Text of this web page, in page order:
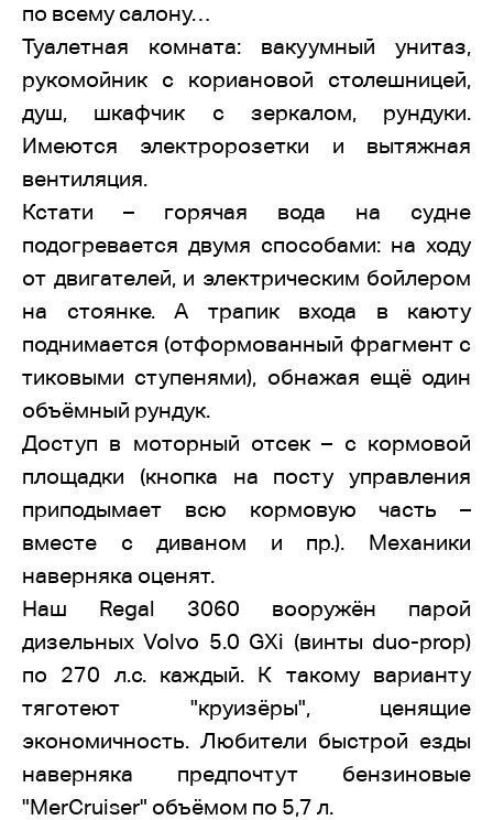
по всему салону…
Туалетная комната: вакуумный унитаз,
рукомойник с кориановой столешницей,
душ, шкафчик с зеркалом, рундуки.
Имеются электророзетки и вытяжная
вентиляция.
Кстати – горячая вода на судне
подогревается двумя способами: на ходу
от двигателей, и электрическим бойлером
на стоянке. А трапик входа в каюту
поднимается (отформованный фрагмент с
тиковыми ступенями), обнажая ещё один
объёмный рундук.
Доступ в моторный отсек – с кормовой
площадки (кнопка на посту управления
приподымает всю кормовую часть –
вместе с диваном и пр.). Механики
наверняка оценят.
Наш Regal 3060 вооружён парой
дизельных Volvo 5.0 GXi (винты duo-prop)
по 270 л.с. каждый. К такому варианту
тяготеют "круизёры", ценящие
экономичность. Любители быстрой езды
наверняка предпочтут бензиновые
"MerCruiser" объёмом по 5,7 л.